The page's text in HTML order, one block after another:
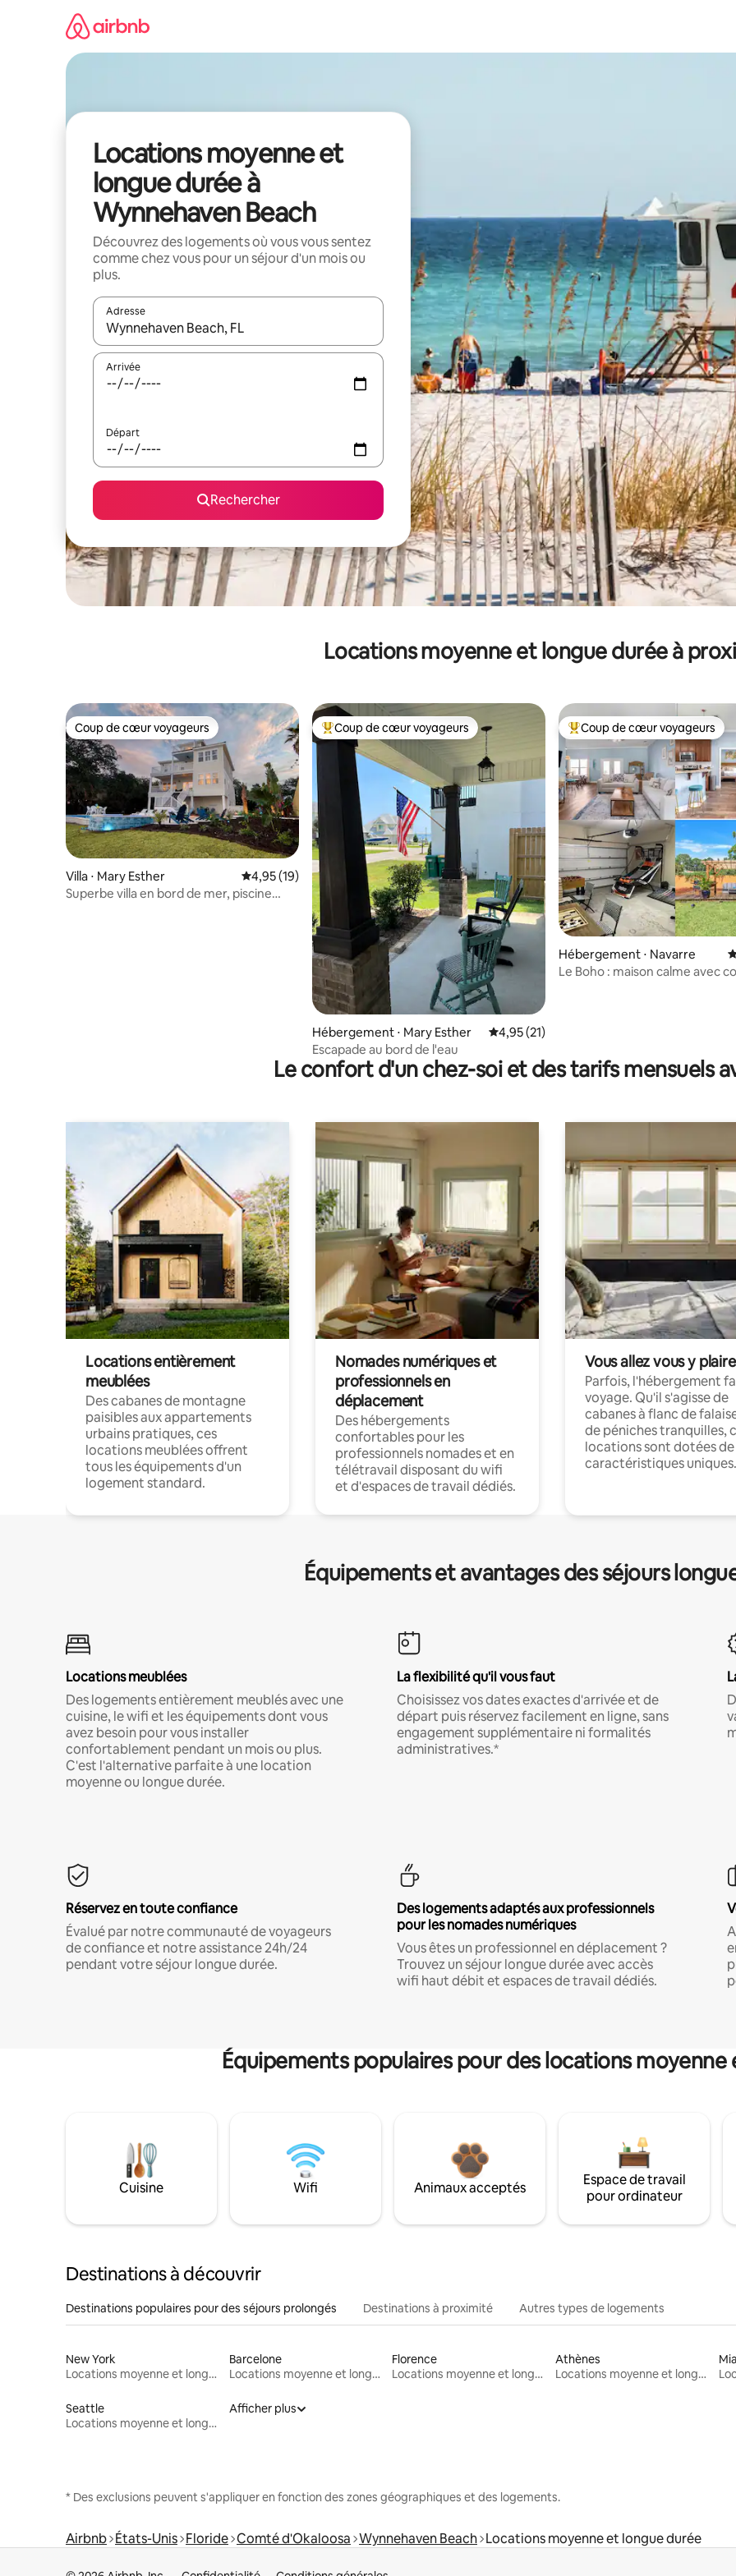
Locations moyenne et
longue durée à
Wynnehaven Beach
Découvrez des logements où vous vous sentez
comme chez vous pour un séjour d'un mois ou
plus.
Adresse
Lorsque les résultats s'affichent, utilisez les flèches vers le haut et vers le bas pour les parcourir ou en appuyant et en
Arrivée
Départ
Rechercher
Locations moyenne et longue durée à
Coup de cœur voyageurs
Coup de cœur voyageurs
Villa ⋅ Mary Esther Évaluation moyenne sur la base de 19 commentaires : 4,95 sur 5
4,95 (19)
Superbe villa en bord de mer, piscine
Coups de cœur voyageurs les plus appréciés
Coup de cœur voyageurs
Hébergement ⋅ Mary Esther Évaluation moyenne sur la base de 21
4,95 (21)
Escapade au bord de l'eau
Coups de cœur voyageurs les
Coup de cœur voyageurs
Hébergement ⋅ Navarre
Le Boho : maison calme avec
Le confort d'un chez-soi et des tarifs mensuels
Locations entièrement
meublées
Des cabanes de montagne
paisibles aux appartements
urbains pratiques, ces
locations meublées offrent
tous les équipements d'un
logement standard.
Nomades numériques et
professionnels en
déplacement
Des hébergements
confortables pour les
professionnels nomades et en
télétravail disposant du wifi
et d'espaces de travail dédiés.
Vous allez vous y plaire
Parfois, l'hébergement
voyage. Qu'il s'agisse de
cabanes à flanc de
de péniches tranquilles,
locations sont dotées de
caractéristiques uniques.
Équipements et avantages des séjours
Locations meublées
Des logements entièrement meublés avec une
cuisine, le wifi et les équipements dont vous
avez besoin pour vous installer
confortablement pendant un mois ou plus.
C'est l'alternative parfaite à une location
moyenne ou longue durée.
La flexibilité qu'il vous faut
Choisissez vos dates exactes d'arrivée et de
départ puis réservez facilement en ligne, sans
engagement supplémentaire ni formalités
administratives.*
Réservez en toute confiance
Évalué par notre communauté de voyageurs
de confiance et notre assistance 24h/24
pendant votre séjour longue durée.
Des logements adaptés aux professionnels
pour les nomades numériques
Vous êtes un professionnel en déplacement ?
Trouvez un séjour longue durée avec accès
wifi haut débit et espaces de travail dédiés.
Équipements populaires pour des locations
Cuisine Wifi Animaux acceptés
Espace de travail
pour ordinateur
Destinations à découvrir
Destinations populaires pour des séjours prolongés Destinations à proximité Autres types de logements
New York
Locations moyenne et longue durée
Barcelone
Locations moyenne et longue durée
Florence
Locations moyenne et longue durée
Athènes
Locations moyenne et longue durée
Seattle
Locations moyenne et longue durée
Afficher plus
* Des exclusions peuvent s'appliquer en fonction des zones géographiques et des logements.
Airbnb États-Unis Floride Comté d'Okaloosa Wynnehaven Beach Locations moyenne et longue durée